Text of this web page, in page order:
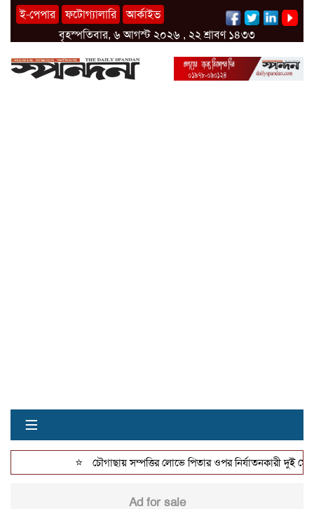
ই-পেপার ফটোগ্যালারি
আর্কাইভ
বৃহস্পতিবার, ৬ আগস্ট ২০২৬ , ২২ শ্রাবণ ১৪৩৩
≡
চৌগাছায় সম্পত্তির লোভে পিতার ওপর নির্যাতনকারী দুই মেয়ে
Ad for sale